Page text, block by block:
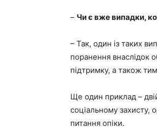
– Чи є вже випадки,
– Так, один із таких
поранення внаслідок
підтримку, а також
Ще один приклад –
соціальному захисту,
питання опіки.